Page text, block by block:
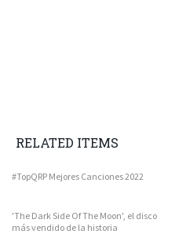
RELATED ITEMS
#TopQRP Mejores Canciones 2022
'The Dark Side Of The Moon', el disco
más vendido de la historia